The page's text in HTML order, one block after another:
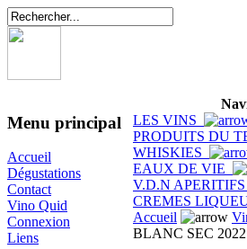
Menu principal
Accueil
Dégustations
Contact
Vino Quid
Connexion
Liens
LES VINS
PRODUITS DU
WHISKIES
EAUX DE VIE
V.D.N
CREMES
Accueil
BLANC SEC 2022